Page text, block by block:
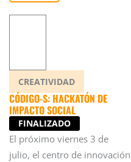
CREATIVIDAD
CÓDIGO-S: HACKATÓN DE
IMPACTO SOCIAL
FINALIZADO
El próximo viernes 3 de
julio, el centro de innovación